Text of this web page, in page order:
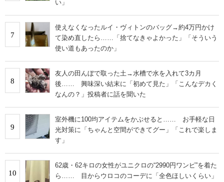
い」
7
使えなくなったルイ・ヴィトンのバッグ→約4万円かけ
て染め直したら……「捨てなきゃよかった」「そういう
使い道もあったのか」
8
友人の田んぼで取った土→水槽で水を入れて3カ月
後…… 興味深い結末に「初めて見た」「こんなデカく
なんの？」投稿者に話を聞いた
9
室外機に100均アイテムをかぶせると…… お手軽な日
光対策に「ちゃんと空間ができてグー」「これで楽しま
す」
10
62歳・62キロの女性がユニクロの“2990円ワンピ”を着た
ら…… 目からウロコのコーデに「全色ほしいくらい」